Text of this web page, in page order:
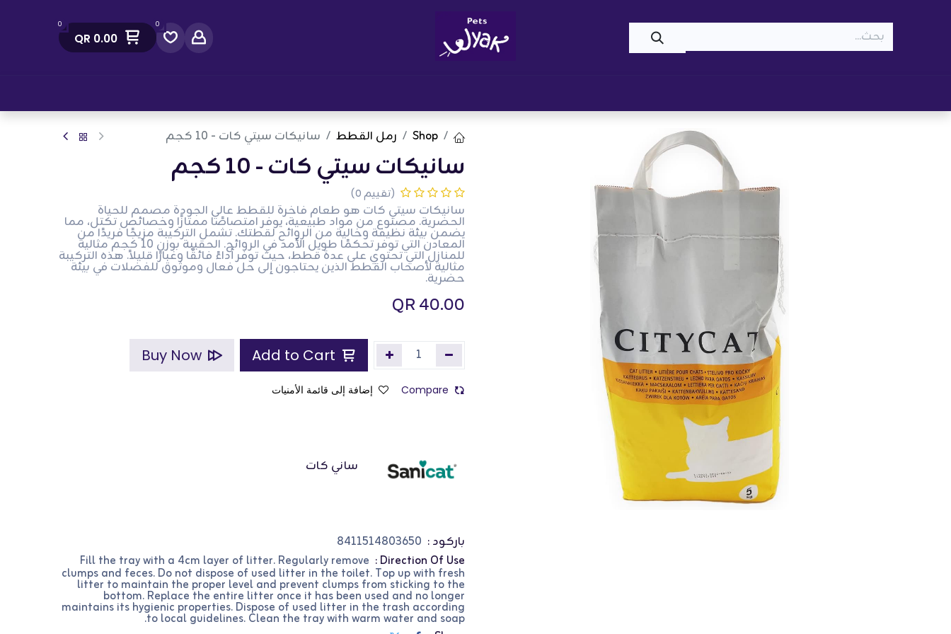
0
0
0.00
Shop رمل القطط سانيكات سيتي كات - 10 كجم
سانيكات سيتي كات - 10 كجم
(تقييم 0)
سانيكات سيتي كات هو طعام فاخرة للقطط عالي الجودة مصمم للحياة
الحضرية. مصنوع من مواد طبيعية، يوفر امتصاصًا ممتازًا وخصائص تكتل، مما
يضمن بيئة نظيفة وخالية من الروائح لقطتك. تشمل التركيبة مزيجًا فريدًا من
المعادن التي توفر تحكمًا طويل الأمد في الروائح. الحقيبة بوزن 10 كجم مثالية
للمنازل التي تحتوي على عدة قطط، حيث توفر أداءً فائقًا وغبارًا قليلاً. هذه التركيبة
مثالية لأصحاب القطط الذين يحتاجون إلى حل فعال وموثوق للفضلات في بيئة
حضرية.
40.00
Buy Now
Compare إضافة إلى قائمة الأمنيات
ساني كات
باركود : 8411514803650
Direction Of Use :
Fill the tray with a 4cm layer of litter. Regularly remove
clumps and feces. Do not dispose of used litter in the toilet. Top up with fresh
litter to maintain the proper level and prevent clumps from sticking to the
bottom. Replace the entire litter once it has been used and no longer
maintains its hygienic properties. Dispose of used litter in the trash according
to local guidelines. Clean the tray with warm water and soap.